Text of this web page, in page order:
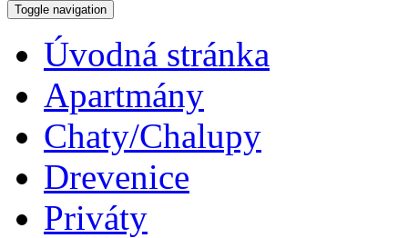
Toggle navigation
Úvodná stránka
Apartmány
Chaty/Chalupy
Drevenice
Priváty